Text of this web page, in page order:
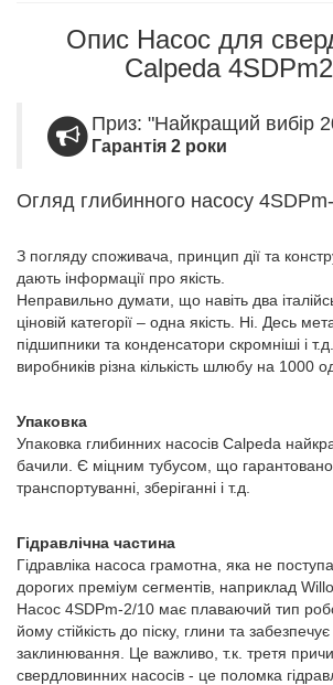
Опис Насос для
Calpeda
Приз: "Найкращий вибір
Гарантія 2 роки
Огляд глибинного насосу
З погляду споживача, принцип дії та
дають інформації про якість.
Неправильно думати, що навіть два
ціновій категорії – одна якість. Ні. Десь
підшипники та конденсатори скромніші і
виробників різна кількість шлюбу на 1000
Упаковка
Упаковка глибинних насосів Calpeda
бачили. Є міцним тубусом, що
транспортуванні, зберіганні і т.д.
Гідравлічна частина
Гідравліка насоса грамотна, яка не
дорогих преміум сегментів, наприклад
Насос 4SDPm-2/10 має плаваючий тип
йому стійкість до піску, глини та забезпечує
заклинювання. Це важливо, т.к. третя
свердловинних насосів - це поломка